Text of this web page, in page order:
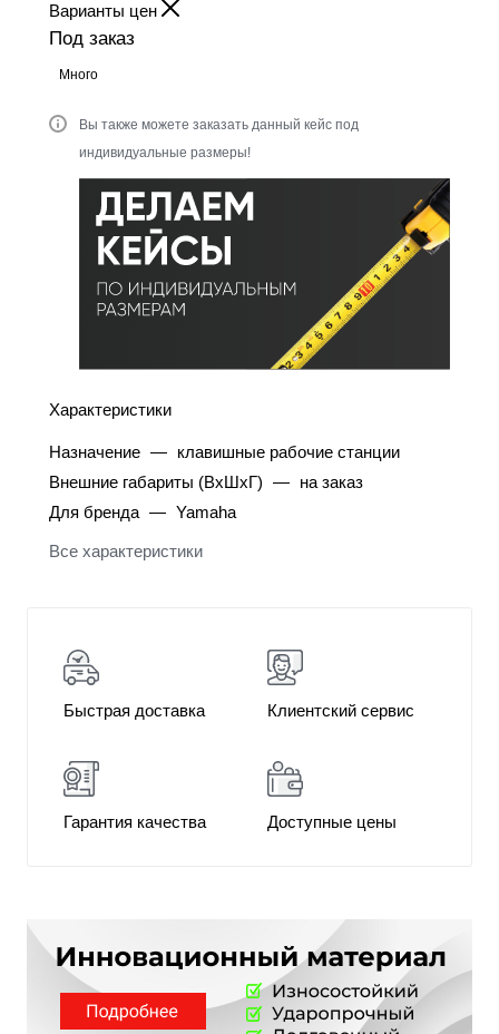
Варианты цен
Под заказ
Много
Вы также можете заказать данный кейс под
индивидуальные размеры!
Характеристики
Назначение — клавишные рабочие станции
Внешние габариты (ВхШхГ) — на заказ
Для бренда — Yamaha
Все характеристики
Быстрая доставка Клиентский сервис
Гарантия качества Доступные цены